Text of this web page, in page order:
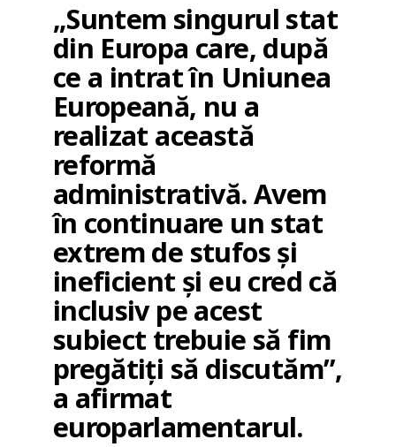
„Suntem singurul stat
din Europa care, după
ce a intrat în Uniunea
Europeană, nu a
realizat această
reformă
administrativă. Avem
în continuare un stat
extrem de stufos și
ineficient și eu cred că
inclusiv pe acest
subiect trebuie să fim
pregătiți să discutăm”,
a afirmat
europarlamentarul.